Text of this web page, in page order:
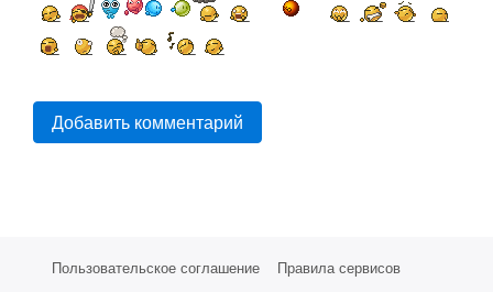
Добавить комментарий
Пользовательское соглашение Правила сервисов